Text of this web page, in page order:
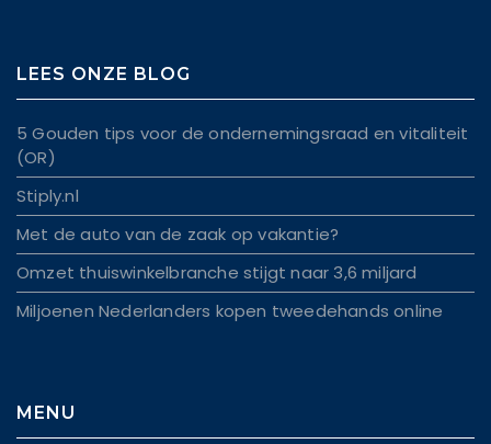
LEES ONZE BLOG
5 Gouden tips voor de ondernemingsraad en vitaliteit
(OR)
Stiply.nl
Met de auto van de zaak op vakantie?
Omzet thuiswinkelbranche stijgt naar 3,6 miljard
Miljoenen Nederlanders kopen tweedehands online
MENU